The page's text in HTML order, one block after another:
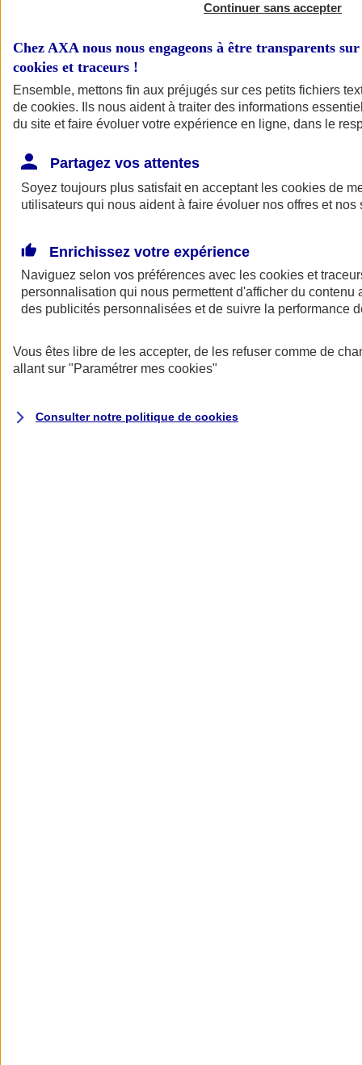
Assurance multirisque agricole
transformation et de diversification
Continuer sans accepter
Chez AXA nous nous engageons à être transparents
cookies et traceurs !
Ensemble, mettons fin aux préjugés sur ces petits fichiers
de cookies. Ils nous aident à traiter des informations
du site et faire évoluer votre expérience en ligne, dans le
Partagez vos attentes
Soyez toujours plus satisfait en acceptant les cookies de
utilisateurs qui nous aident à faire évoluer nos offres et nos
Enrichissez votre expérience
Naviguez selon vos préférences avec les cookies et
personnalisation qui nous permettent d'afficher du contenu
des publicités personnalisées et de suivre la performance
Vous êtes libre de les accepter, de les refuser comme de
allant sur "Paramétrer mes cookies"
Consulter notre politique de cookies